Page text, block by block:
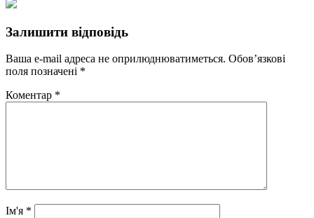
Залишити відповідь
Ваша e-mail адреса не оприлюднюватиметься. Обов’язкові
поля позначені *
Коментар *
Ім'я *